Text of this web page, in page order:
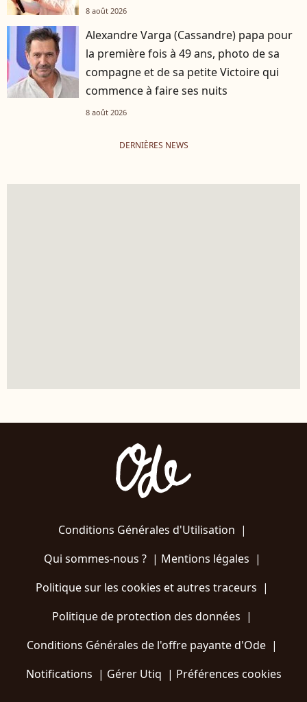
8 août 2026
Alexandre Varga (Cassandre) papa pour
la première fois à 49 ans, photo de sa
compagne et de sa petite Victoire qui
commence à faire ses nuits
8 août 2026
DERNIÈRES NEWS
Conditions Générales d'Utilisation |
Qui sommes-nous ?| Mentions légales |
Politique sur les cookies et autres traceurs |
Politique de protection des données |
Conditions Générales de l'offre payante d'Ode |
Notifications | Gérer Utiq | Préférences cookies